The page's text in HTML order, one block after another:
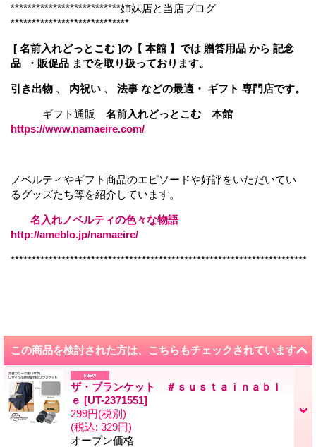
**************************姉妹店と当店ブログ
****************************
[ 名前入れどっとこむ ]の【 本館 】では 贈答用品 から 記念
品 ・販促品 までを取り扱っております。
引き出物 、 内祝い 、 法事 などの最適・ ギフト 専門店です。
ギフト通販 名前入れどっとこむ 本館
https://www.namaeire.com/
ノベルティやギフト商品のエピソードや好評をいただいてい
るグッズたち等を紹介しています。
名入れノベルティの色々な物語
http://ameblo.jp/namaeire/
**********************************************************************
この商品を検討された方は、こちらもチェックされています
ザ・ブランケット ＃ｓｕｓｔａｉｎａｂｌ
ｅ [UT-2371551]
299円(税別)
(税込: 329円)
オープン価格